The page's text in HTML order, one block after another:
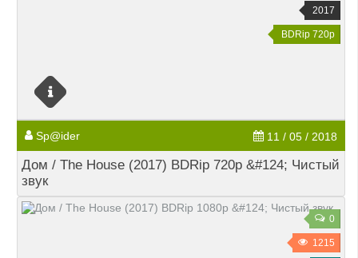
2017
BDRip 720p
Sp@ider 11 / 05 / 2018
Дом / The House (2017) BDRip 720p &#124; Чистый
звук
0
1215